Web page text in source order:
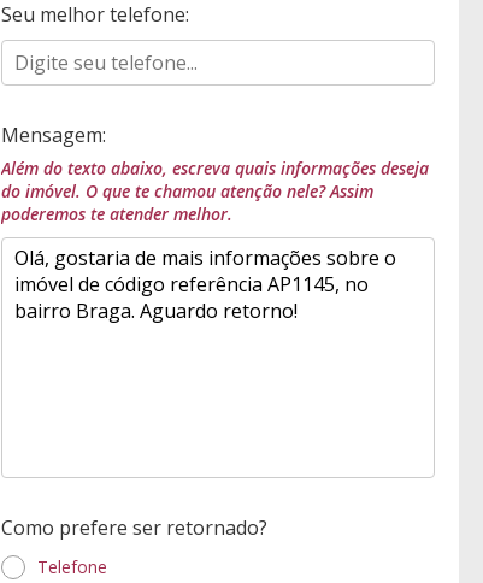
Seu melhor telefone:
Mensagem:
Além do texto abaixo, escreva quais informações deseja
do imóvel. O que te chamou atenção nele? Assim
poderemos te atender melhor.
Como prefere ser retornado?
Telefone